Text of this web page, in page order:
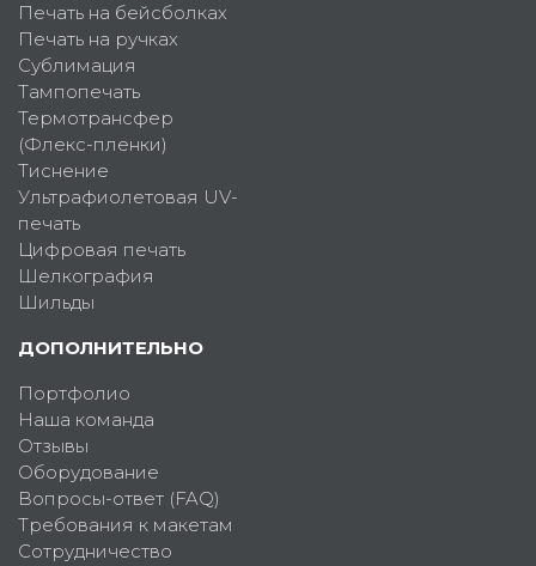
Печать на бейсболках
Печать на ручках
Сублимация
Тампопечать
Термотрансфер
(Флекс-пленки)
Тиснение
Ультрафиолетовая UV-
печать
Цифровая печать
Шелкография
Шильды
ДОПОЛНИТЕЛЬНО
Портфолио
Наша команда
Отзывы
Оборудование
Вопросы-ответ (FAQ)
Требования к макетам
Сотрудничество